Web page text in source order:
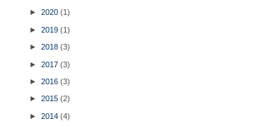
► 2020 (1)
► 2019 (1)
► 2018 (3)
► 2017 (3)
► 2016 (3)
► 2015 (2)
► 2014 (4)